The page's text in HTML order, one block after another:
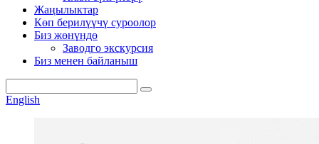
Жаңылыктар
Көп берилүүчү суроолор
Биз жөнүндө
Заводго экскурсия
Биз менен байланыш
English